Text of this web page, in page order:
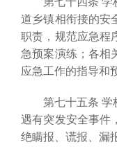
道乡镇相衔接的安
职责，规范应急程
急预案演练；各相
应急工作的指导和
第七十五条 学校
遇有突发安全事件
绝瞒报、谎报、漏